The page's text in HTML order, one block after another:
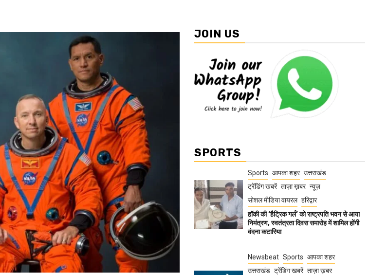
JOIN US
SPORTS
Sports आपका शहर उत्तराखंड
ट्रेंडिंग खबरें ताज़ा ख़बर न्यूज़
सोशल मीडिया वायरल हरिद्वार
हॉकी की ‘हैट्रिक गर्ल’ को राष्ट्रपति भवन से आया
निमंत्रण, स्वतंत्रता दिवस समारोह में शामिल होंगी
वंदना कटारिया
Newsbeat Sports आपका शहर
उत्तराखंड ट्रेंडिंग खबरें ताज़ा ख़बर